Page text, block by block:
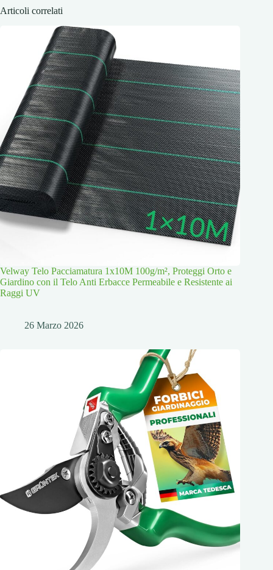
Articoli correlati
Velway Telo Pacciamatura 1x10M 100g/m², Proteggi Orto e
Giardino con il Telo Anti Erbacce Permeabile e Resistente ai
Raggi UV
26 Marzo 2026